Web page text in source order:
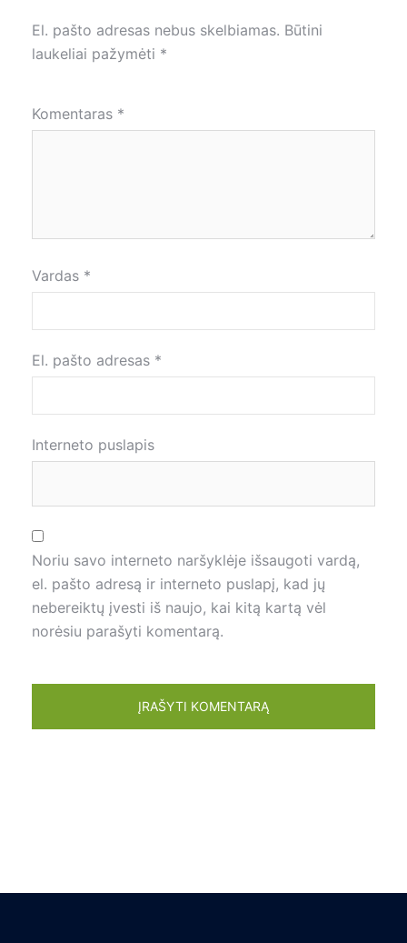
El. pašto adresas nebus skelbiamas. Būtini
laukeliai pažymėti *
Komentaras *
Vardas *
El. pašto adresas *
Interneto puslapis
Noriu savo interneto naršyklėje išsaugoti vardą,
el. pašto adresą ir interneto puslapį, kad jų
nebereiktų įvesti iš naujo, kai kitą kartą vėl
norėsiu parašyti komentarą.